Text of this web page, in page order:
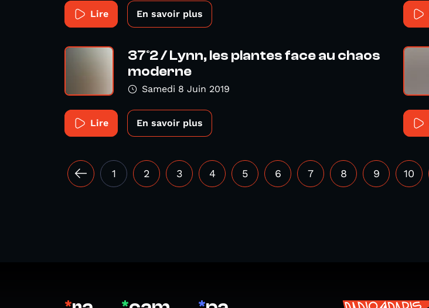
Lire En savoir plus
37°2 / Lynn, les plantes face au chaos
moderne
Samedi 8 Juin 2019
Lire En savoir plus
1 2 3 4 5 6 7 8 9 10